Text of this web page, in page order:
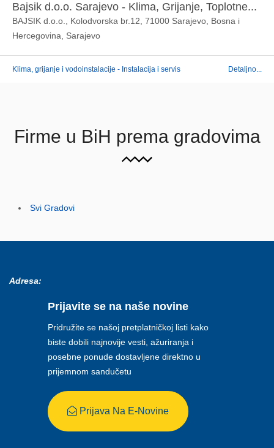
Bajsik d.o.o. Sarajevo - Klima, Grijanje, Toplotne...
BAJSIK d.o.o., Kolodvorska br.12, 71000 Sarajevo, Bosna i
Hercegovina, Sarajevo
Klima, grijanje i vodoinstalacije - Instalacija i servis Detaljno...
Firme u BiH prema gradovima
Svi Gradovi
Adresa:
Prijavite se na naše novine
Pridružite se našoj pretplatničkoj listi kako
biste dobili najnovije vesti, ažuriranja i
posebne ponude dostavljene direktno u
prijemnom sandučetu
Prijava Na E-Novine